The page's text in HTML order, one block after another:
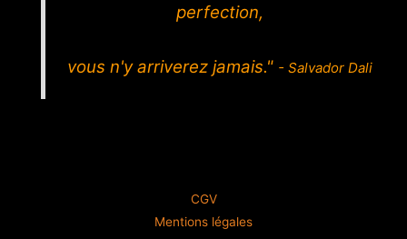
perfection,
vous n'y arriverez jamais." - Salvador Dali
CGV
Mentions légales